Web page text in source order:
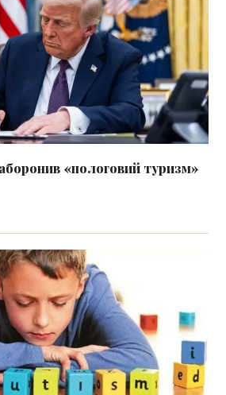
«пологовий туризм»